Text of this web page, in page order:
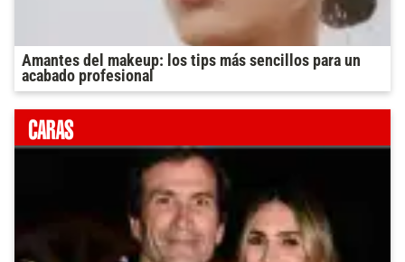
Amantes del makeup: los tips más sencillos para un
acabado profesional